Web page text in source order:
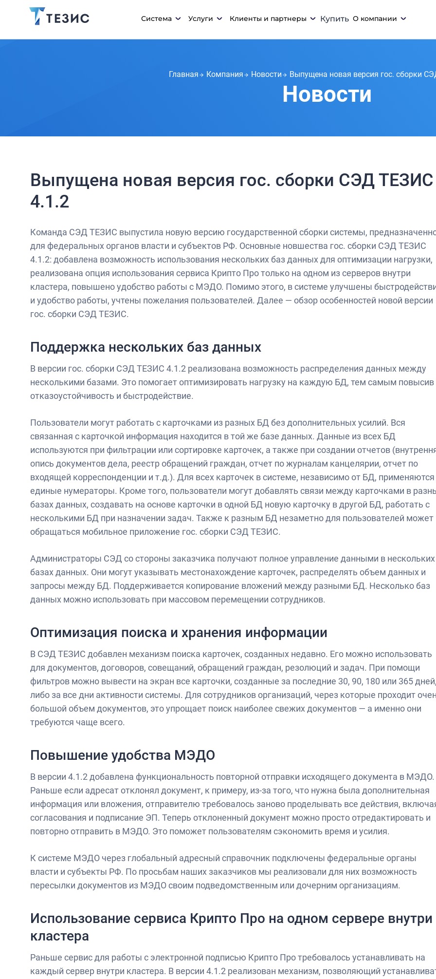
Система Услуги Клиенты и партнеры Купить О компании
Главная Компания Новости Выпущена новая версия гос. сборки
Новости
Выпущена новая версия гос. сборки СЭД ТЕЗИС
4.1.2
Команда СЭД ТЕЗИС выпустила новую версию государственной сборки системы,
для федеральных органов власти и субъектов РФ. Основные новшества гос. сборки СЭД ТЕЗИС
4.1.2: добавлена возможность использования нескольких баз данных для оптимизации нагрузки,
реализована опция использования сервиса Крипто Про только на одном из серверов внутри
кластера, повышено удобство работы с МЭДО. Помимо этого, в системе улучшены
и удобство работы, учтены пожелания пользователей. Далее — обзор особенностей новой версии
гос. сборки СЭД ТЕЗИС.
Поддержка нескольких баз данных
В версии гос. сборки СЭД ТЕЗИС 4.1.2 реализована возможность распределения данных между
несколькими базами. Это помогает оптимизировать нагрузку на каждую БД, тем самым повысив
отказоустойчивость и быстродействие.
Пользователи могут работать с карточками из разных БД без дополнительных усилий. Вся
связанная с карточкой информация находится в той же базе данных. Данные из всех БД
используются при фильтрации или сортировке карточек, а также при создании отчетов
опись документов дела, реестр обращений граждан, отчет по журналам канцелярии, отчет по
входящей корреспонденции и т.д.). Для всех карточек в системе, независимо от БД, применяются
единые нумераторы. Кроме того, пользователи могут добавлять связи между карточками в
базах данных, создавать на основе карточки в одной БД новую карточку в другой БД, работать с
несколькими БД при назначении задач. Также к разным БД незаметно для пользователей может
обращаться мобильное приложение гос. сборки СЭД ТЕЗИС.
Администраторы СЭД со стороны заказчика получают полное управление данными в нескольких
базах данных. Они могут указывать местонахождение карточек, распределять объем данных и
запросы между БД. Поддерживается копирование вложений между разными БД. Несколько баз
данных можно использовать при массовом перемещении сотрудников.
Оптимизация поиска и хранения информации
В СЭД ТЕЗИС добавлен механизм поиска карточек, созданных недавно. Его можно использовать
для документов, договоров, совещаний, обращений граждан, резолюций и задач. При помощи
фильтров можно вывести на экран все карточки, созданные за последние 30, 90, 180 или 365
либо за все дни активности системы. Для сотрудников организаций, через которые проходит
большой объем документов, это упрощает поиск наиболее свежих документов — а именно они
требуются чаще всего.
Повышение удобства МЭДО
В версии 4.1.2 добавлена функциональность повторной отправки исходящего документа в МЭДО.
Раньше если адресат отклонял документ, к примеру, из-за того, что нужна была дополнительная
информация или вложения, отправителю требовалось заново проделывать все действия,
согласования и подписание ЭП. Теперь отклоненный документ можно просто отредактировать и
повторно отправить в МЭДО. Это поможет пользователям сэкономить время и усилия.
К системе МЭДО через глобальный адресный справочник подключены федеральные органы
власти и субъекты РФ. По просьбам наших заказчиков мы реализовали для них возможность
пересылки документов из МЭДО своим подведомственным или дочерним организациям.
Использование сервиса Крипто Про на одном сервере внутри
кластера
Раньше сервис для работы с электронной подписью Крипто Про требовалось устанавливать на
каждый сервер внутри кластера. В версии 4.1.2 реализован механизм, позволяющий